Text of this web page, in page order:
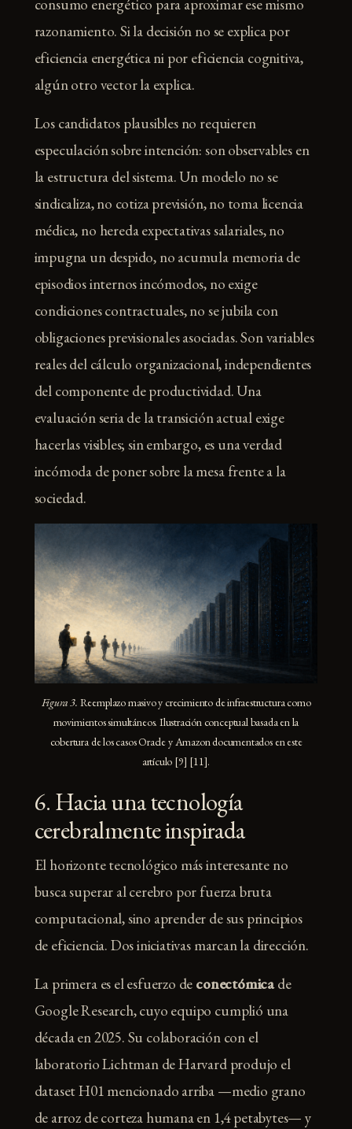
consumo energético para aproximar ese mismo
razonamiento. Si la decisión no se explica por
eficiencia energética ni por eficiencia cognitiva,
algún otro vector la explica.
Los candidatos plausibles no requieren
especulación sobre intención: son observables en
la estructura del sistema. Un modelo no se
sindicaliza, no cotiza previsión, no toma licencia
médica, no hereda expectativas salariales, no
impugna un despido, no acumula memoria de
episodios internos incómodos, no exige
condiciones contractuales, no se jubila con
obligaciones previsionales asociadas. Son variables
reales del cálculo organizacional, independientes
del componente de productividad. Una
evaluación seria de la transición actual exige
hacerlas visibles; sin embargo, es una verdad
incómoda de poner sobre la mesa frente a la
sociedad.
Figura 3. Reemplazo masivo y crecimiento de infraestructura como
movimientos simultáneos. Ilustración conceptual basada en la
cobertura de los casos Oracle y Amazon documentados en este
artículo [9] [11].
6. Hacia una tecnología
cerebralmente inspirada
El horizonte tecnológico más interesante no
busca superar al cerebro por fuerza bruta
computacional, sino aprender de sus principios
de eficiencia. Dos iniciativas marcan la dirección.
La primera es el esfuerzo de conectómicade
Google Research, cuyo equipo cumplió una
década en 2025. Su colaboración con el
laboratorio Lichtman de Harvard produjo el
dataset H01 mencionado arriba —medio grano
de arroz de corteza humana en 1,4 petabytes— y